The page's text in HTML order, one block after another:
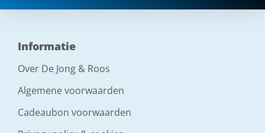
Informatie
Over De Jong & Roos
Algemene voorwaarden
Cadeaubon voorwaarden